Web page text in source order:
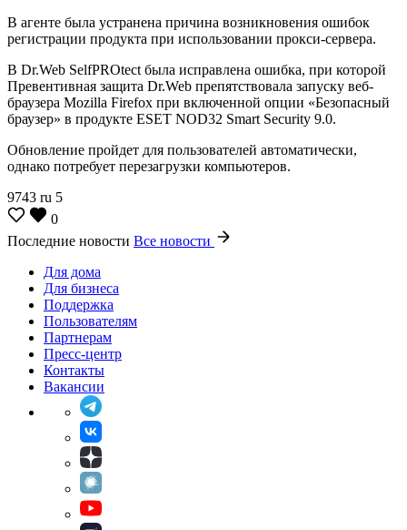
В агенте была устранена причина возникновения ошибок
регистрации продукта при использовании прокси-сервера.
В Dr.Web SelfPROtect была исправлена ошибка, при которой
Превентивная защита Dr.Web препятствовала запуску веб-
браузера Mozilla Firefox при включенной опции «Безопасный
браузер» в продукте ESET NOD32 Smart Security 9.0.
Обновление пройдет для пользователей автоматически,
однако потребует перезагрузки компьютеров.
9743 ru 5
0
Последние новости Все новости
Для дома
Для бизнеса
Поддержка
Пользователям
Партнерам
Пресс-центр
Контакты
Вакансии